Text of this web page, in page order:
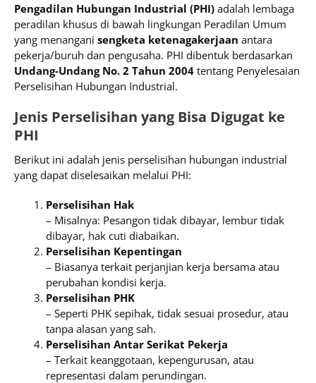
Pengadilan Hubungan Industrial (PHI) adalah lembaga
peradilan khusus di bawah lingkungan Peradilan Umum
yang menangani sengketa ketenagakerjaan antara
pekerja/buruh dan pengusaha. PHI dibentuk berdasarkan
Undang-Undang No. 2 Tahun 2004 tentang Penyelesaian
Perselisihan Hubungan Industrial.
Jenis Perselisihan yang Bisa Digugat ke
PHI
Berikut ini adalah jenis perselisihan hubungan industrial
yang dapat diselesaikan melalui PHI:
Perselisihan Hak
– Misalnya: Pesangon tidak dibayar, lembur tidak
dibayar, hak cuti diabaikan.
Perselisihan Kepentingan
– Biasanya terkait perjanjian kerja bersama atau
perubahan kondisi kerja.
Perselisihan PHK
– Seperti PHK sepihak, tidak sesuai prosedur, atau
tanpa alasan yang sah.
Perselisihan Antar Serikat Pekerja
– Terkait keanggotaan, kepengurusan, atau
representasi dalam perundingan.